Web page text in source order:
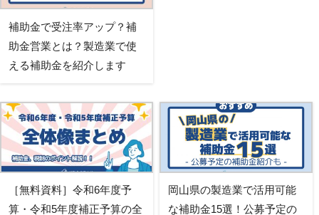
補助金で受注率アップ？補
助金営業とは？製造業で使
える補助金を紹介します
［無料資料］令和6年度予
算・令和5年度補正予算の全
岡山県の製造業で活用可能
な補助金15選！公募予定の